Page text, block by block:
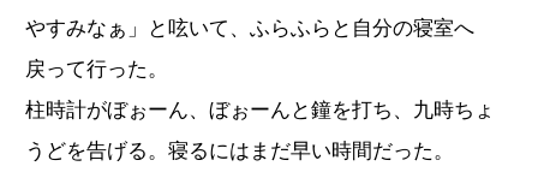
やすみなぁ」と呟いて、ふらふらと自分の寝室へ
戻って行った。
柱時計がぼぉーん、ぼぉーんと鐘を打ち、九時ちょ
うどを告げる。寝るにはまだ早い時間だった。